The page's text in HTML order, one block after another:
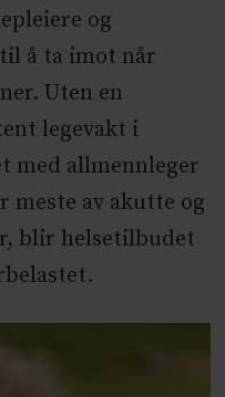
og
å ta imot når
Uten en
legevakt i
med allmennleger
meste av akutte og
blir helsetilbudet